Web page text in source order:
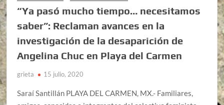
“Ya pasó mucho tiempo… necesitamos
saber”: Reclaman avances en la
investigación de la desaparición de
Angelina Chuc en Playa del Carmen
grieta 15 julio, 2020
Saraí Santillán PLAYA DEL CARMEN, MX.- Familiares,